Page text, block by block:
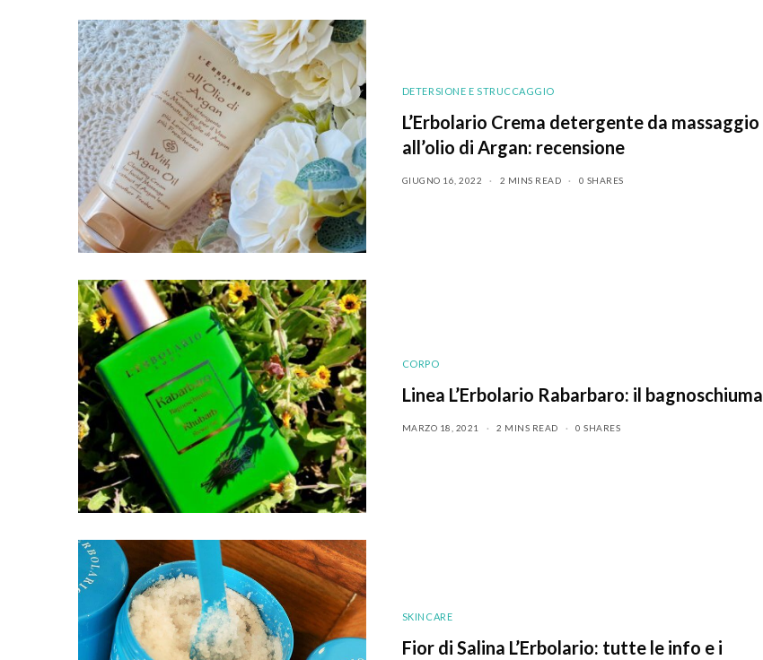
DETERSIONE E STRUCCAGGIO
L’Erbolario Crema detergente da massaggio
all’olio di Argan: recensione
GIUGNO 16, 2022 2 MINS READ 0 SHARES
CORPO
Linea L’Erbolario Rabarbaro: il bagnoschiuma
MARZO 18, 2021 2 MINS READ 0 SHARES
SKINCARE
Fior di Salina L’Erbolario: tutte le info e i